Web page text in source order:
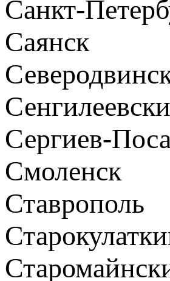
Санкт-
Саянск
Сергиев-
Смоленск
Ставрополь